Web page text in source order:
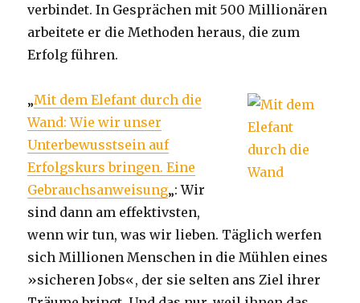
verbindet. In Gesprächen mit 500 Millionären
arbeitete er die Methoden heraus, die zum
Erfolg führen.
„Mit dem Elefant durch die
Wand: Wie wir unser
Unterbewusstsein auf
Erfolgskurs bringen. Eine
Gebrauchsanweisung„: Wir
sind dann am effektivsten,
wenn wir tun, was wir lieben. Täglich werfen
sich Millionen Menschen in die Mühlen eines
»sicheren Jobs«, der sie selten ans Ziel ihrer